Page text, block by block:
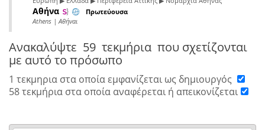
Αθήνα Πρωτεύουσα
Athens | Αθήναι
Ανακαλύψτε 59 τεκμήρια που σχετίζονται
με αυτό το πρόσωπο
1 τεκμηρια στα οποία εμφανίζεται ως δημιουργός
58 τεκμήρια στα οποία αναφέρεται ή απεικονίζεται